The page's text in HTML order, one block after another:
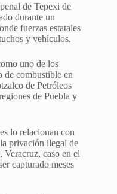
de Tepexi de
durante un
fuerzas estatales
y vehículos.
uno de los
de combustible en
de Petróleos
de Puebla y
lo relacionan con
privación ilegal de
caso en el
capturado meses